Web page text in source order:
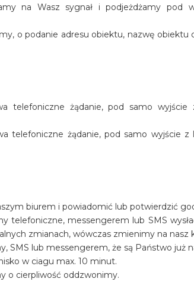
na Wasz sygnał i podjeżdżamy pod
o podanie adresu obiektu, nazwę obiektu
telefoniczne żądanie, pod samo
telefoniczne żądanie, pod samo wyjście z
biurem i powiadomić lub potwierdzić
telefoniczne, messengerem lub SMS
zmianach, wówczas zmienimy na nasz
SMS lub messengerem, że są Państwo już
w ciagu max. 10 minut.
o cierpliwość oddzwonimy.